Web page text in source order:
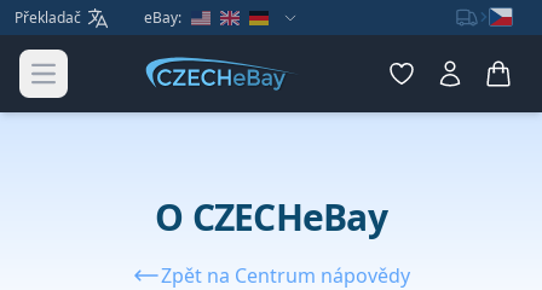
Překladač eBay:
Open main menu
O CZECHeBay
Zpět na Centrum nápovědy